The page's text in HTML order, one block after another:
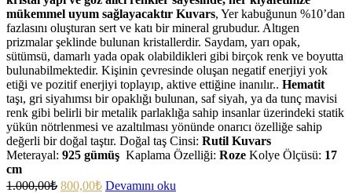
mükemmel uyum sağlayacaktır Kuvars, Yer kabuğunun %10’dan
fazlasını oluşturan sert ve katı bir mineral grubudur. Altıgen
prizmalar şeklinde bulunan kristallerdir. Saydam, yarı opak,
sütümsü, damarlı yada opak olabildikleri gibi birçok renk ve boyutta
bulunabilmektedir. Kişinin çevresinde oluşan negatif enerjiyi yok
etiği ve pozitif enerjiyi toplayıp, aktive ettiğine inanılır.. Hematit
taşı, gri siyahımsı bir opaklığı bulunan, saf siyah, ya da tunç mavisi
renk gibi belirli bir metalik parlaklığa sahip insanlar üzerindeki statik
yükün nötrlenmesi ve azaltılması yönünde onarıcı özelliğe sahip
değerli bir doğal taştır. Doğal taş Cinsi: Rutil Kuvars
Meterayal: 925 gümüş Kaplama Özelliği: Roze Kolye Ölçüsü: 17
cm
1.000,00₺ 800,00₺ Devamını oku